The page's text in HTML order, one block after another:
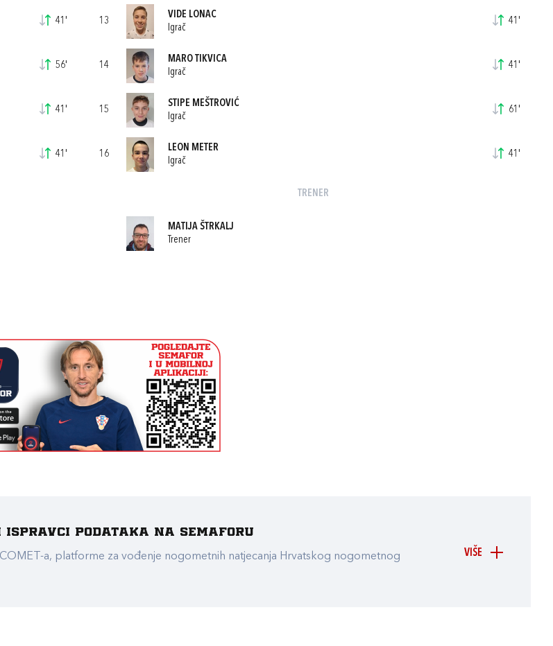
41'
56'
41'
41'
13
VIDE LONAC
Igrač
41'
14
MARO TIKVICA
Igrač
41'
15
STIPE MEŠTROVIĆ
Igrač
61'
16
LEON METER
Igrač
41'
TRENER
MATIJA ŠTRKALJ
Trener
VIŠE
podataka na Semaforu
a, platforme za vođenje nogometnih natjecanja Hrvatskog nogometnog